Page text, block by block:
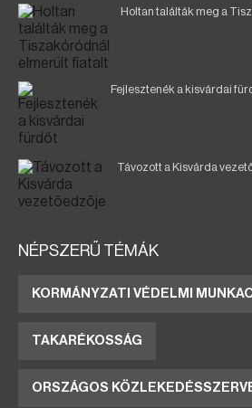
Holtan találták meg a
Fejlesztenék a kisvárdai
Távozott a Kisvárda
NÉPSZERŰ TÉMÁK
KORMÁNYZATI VÉDELMI
TAKARÉKOSSÁG
ORSZÁGOS